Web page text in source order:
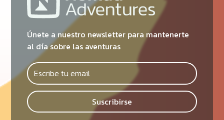
Únete a nuestro newsletter para mantenerte
al día sobre las aventuras
Suscribirse